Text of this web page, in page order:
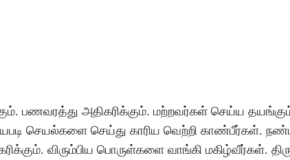
. பணவரத்து அதிகரிக்கும். மற்றவர்கள் செய்ய
செயல்களை செய்து காரிய வெற்றி காண்பீர்கள்.
. விரும்பிய பொருள்களை வாங்கி மகிழ்வீர்கள்.